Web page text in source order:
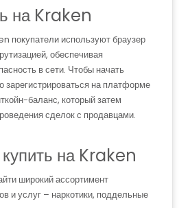
на Kraken
покупатели используют браузер
обеспечивая
в сети. Чтобы начать
зарегистрироваться на платформе
баланс, который затем
сделок с продавцами.
на Kraken
широкий ассортимент
и услуг – наркотики, поддельные